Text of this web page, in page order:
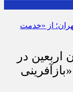
اربعین در